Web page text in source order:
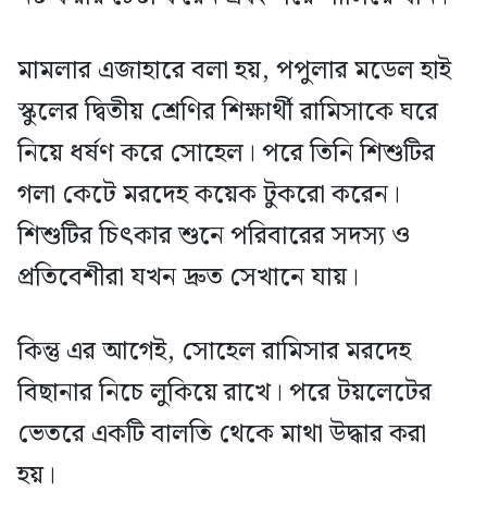
মামলার এজাহারে বলা হয়, পপুলার মডেল হাই
স্কুলের দ্বিতীয় শ্রেণির শিক্ষার্থী রামিসাকে ঘরে
নিয়ে ধর্ষণ করে সোহেল। পরে তিনি শিশুটির
গলা কেটে মরদেহ কয়েক টুকরো করেন।
শিশুটির চিৎকার শুনে পরিবারের সদস্য ও
প্রতিবেশীরা যখন দ্রুত সেখানে যায়।
কিন্তু এর আগেই, সোহেল রামিসার মরদেহ
বিছানার নিচে লুকিয়ে রাখে। পরে টয়লেটের
ভেতরে একটি বালতি থেকে মাথা উদ্ধার করা
হয়।